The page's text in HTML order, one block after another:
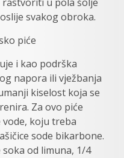
svakog obroka.
piće
i kao podrška
napora ili vježbanja
kiselost koja se
Za ovo piće
koju treba
sode bikarbone.
od limuna, 1/4